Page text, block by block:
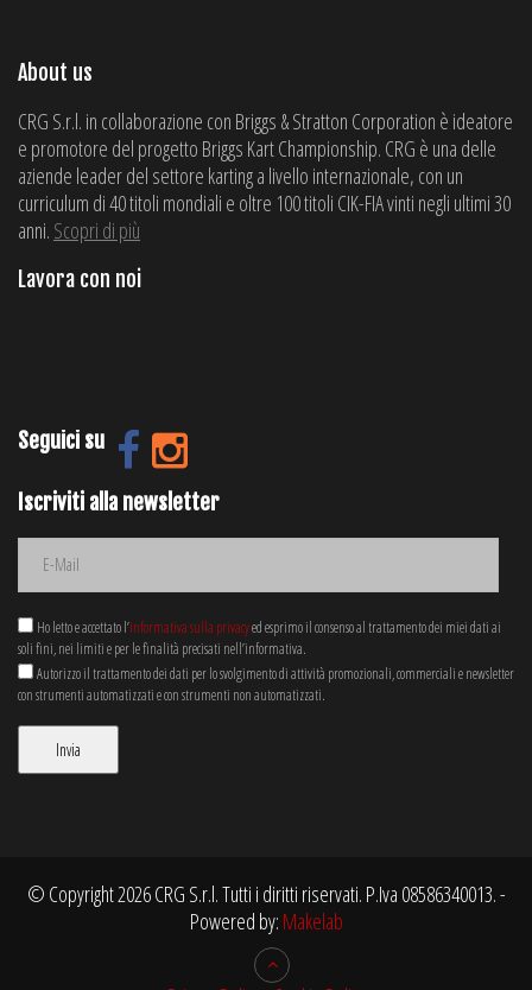
About us
CRG S.r.l. in collaborazione con Briggs & Stratton Corporation è ideatore
e promotore del progetto Briggs Kart Championship. CRG è una delle
aziende leader del settore karting a livello internazionale, con un
curriculum di 40 titoli mondiali e oltre 100 titoli CIK-FIA vinti negli ultimi 30
anni. Scopri di più
Lavora con noi
Seguici su
Iscriviti alla newsletter
Ho letto e accettato l’informativa sulla privacyed esprimo il consenso al trattamento dei miei dati ai
soli fini, nei limiti e per le finalità precisati nell’informativa.
Autorizzo il trattamento dei dati per lo svolgimento di attività promozionali, commerciali e newsletter
con strumenti automatizzati e con strumenti non automatizzati.
© Copyright 2026 CRG S.r.l. Tutti i diritti riservati. P.Iva 08586340013. -
Powered by: Makelab